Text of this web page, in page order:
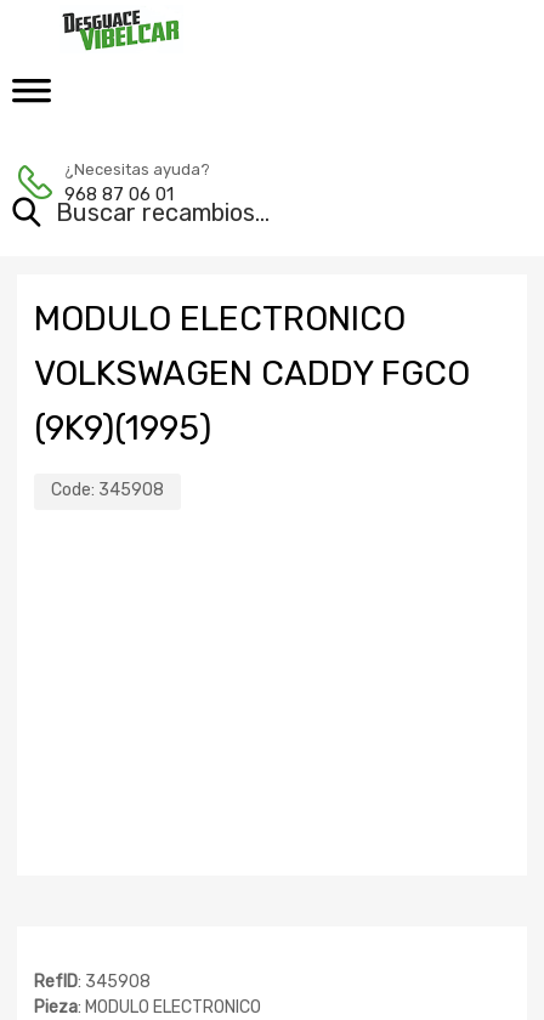
¿Necesitas ayuda?
968 87 06 01
MODULO ELECTRONICO
VOLKSWAGEN CADDY FGCO
(9K9)(1995)
Code: 345908
RefID: 345908
Pieza: MODULO ELECTRONICO